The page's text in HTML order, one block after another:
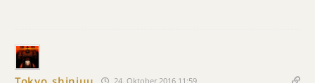
24. Oktober 2016 11:59